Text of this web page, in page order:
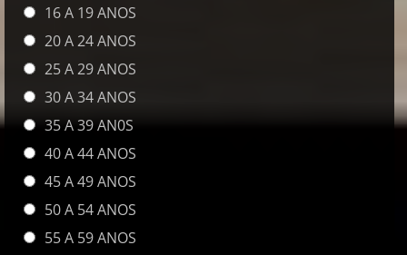
16 A 19 ANOS
20 A 24 ANOS
25 A 29 ANOS
30 A 34 ANOS
35 A 39 AN0S
40 A 44 ANOS
45 A 49 ANOS
50 A 54 ANOS
55 A 59 ANOS